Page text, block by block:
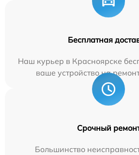
Бесплатная
Наш курьер в Красноярске
ваше устройство на
Срочный
Большинство